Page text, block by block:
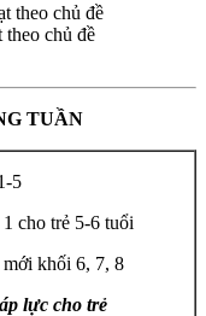
theo chủ đề
theo chủ đề
TUẦN
5
cho trẻ 5-6 tuổi
khối 6, 7, 8
lực cho trẻ